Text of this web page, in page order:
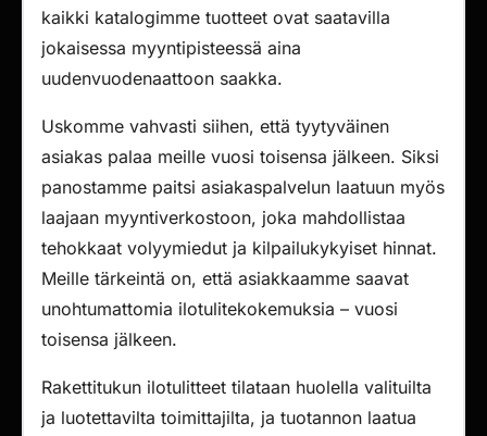
kaikki katalogimme tuotteet ovat saatavilla
jokaisessa myyntipisteessä aina
uudenvuodenaattoon saakka.
Uskomme vahvasti siihen, että tyytyväinen
asiakas palaa meille vuosi toisensa jälkeen. Siksi
panostamme paitsi asiakaspalvelun laatuun myös
laajaan myyntiverkostoon, joka mahdollistaa
tehokkaat volyymiedut ja kilpailukykyiset hinnat.
Meille tärkeintä on, että asiakkaamme saavat
unohtumattomia ilotulitekokemuksia – vuosi
toisensa jälkeen.
Rakettitukun ilotulitteet tilataan huolella valituilta
ja luotettavilta toimittajilta, ja tuotannon laatua